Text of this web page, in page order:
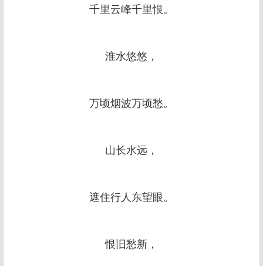
千里云峰千里恨。
淮水悠悠，
万顷烟波万顷愁。
山长水远，
遮住行人东望眼。
恨旧愁新，